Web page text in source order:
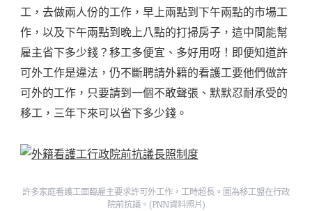
工，去做兩人份的工作，早上兩點到下午兩點的市場工
作，以及下午兩點到晚上八點的打掃房子，這中間能幫
雇主省下多少錢？移工多便宜、多好用呀！即便知道許
可外工作是違法，仍不斷聘請外籍的看護工要他們做許
可外的工作，只要請到一個不敢聲張、默默忍耐承受的
移工，三年下來可以省下多少錢。
許多家庭看護工面臨雇主要求許可外工作，工時超長。圖為移工盟在行政
院前抗議。(PNN資料照片)